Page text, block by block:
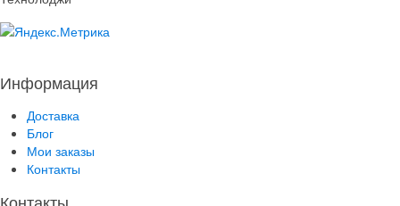
Информация
Доставка
Блог
Мои заказы
Контакты